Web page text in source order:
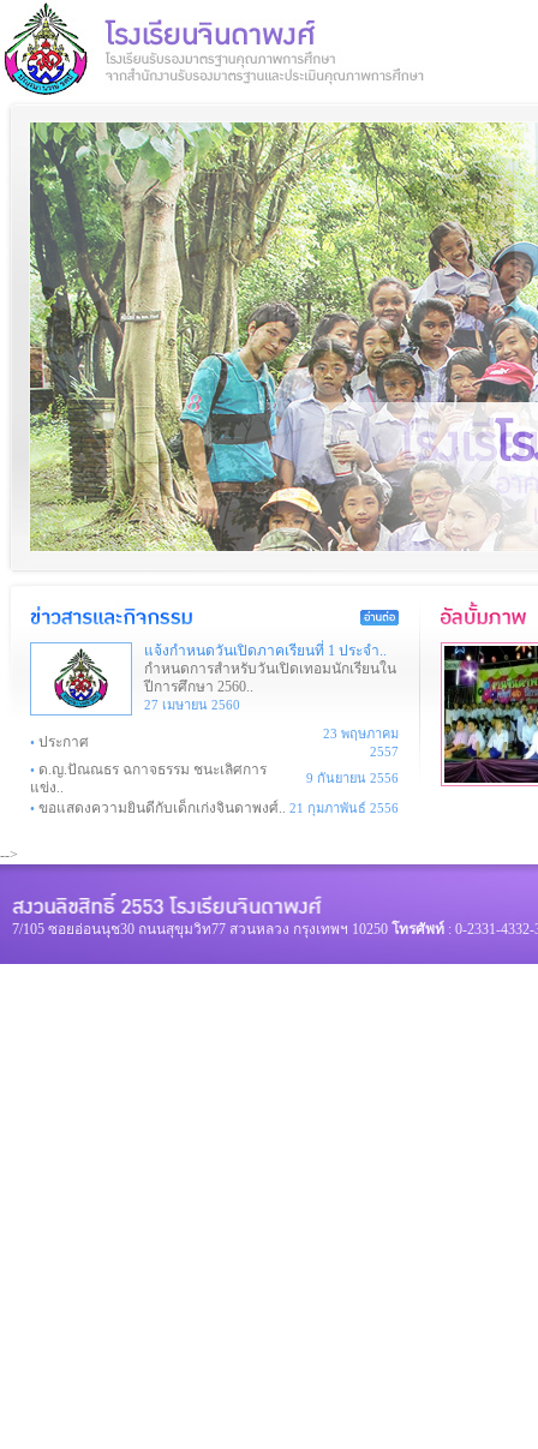
แจ้งกำหนดวันเปิดภาคเรียนที่ 1 ประจำ..
กำหนดการสำหรับวันเปิดเทอมนักเรียนใน
ปีการศึกษา 2560..
27 เมษายน 2560
• ประกาศ
23 พฤษภาคม
2557
• ด.ญ.ปัณณธร ฉกาจธรรม ชนะเลิศการ
แข่ง..
9 กันยายน 2556
• ขอแสดงความยินดีกับเด็กเก่งจินดาพงศ์.. 21 กุมภาพันธ์ 2556
-->
7/105 ซอยอ่อนนุช30 ถนนสุขุมวิท77 สวนหลวง กรุงเทพฯ 10250 โทรศัพท์ : 0-2331-